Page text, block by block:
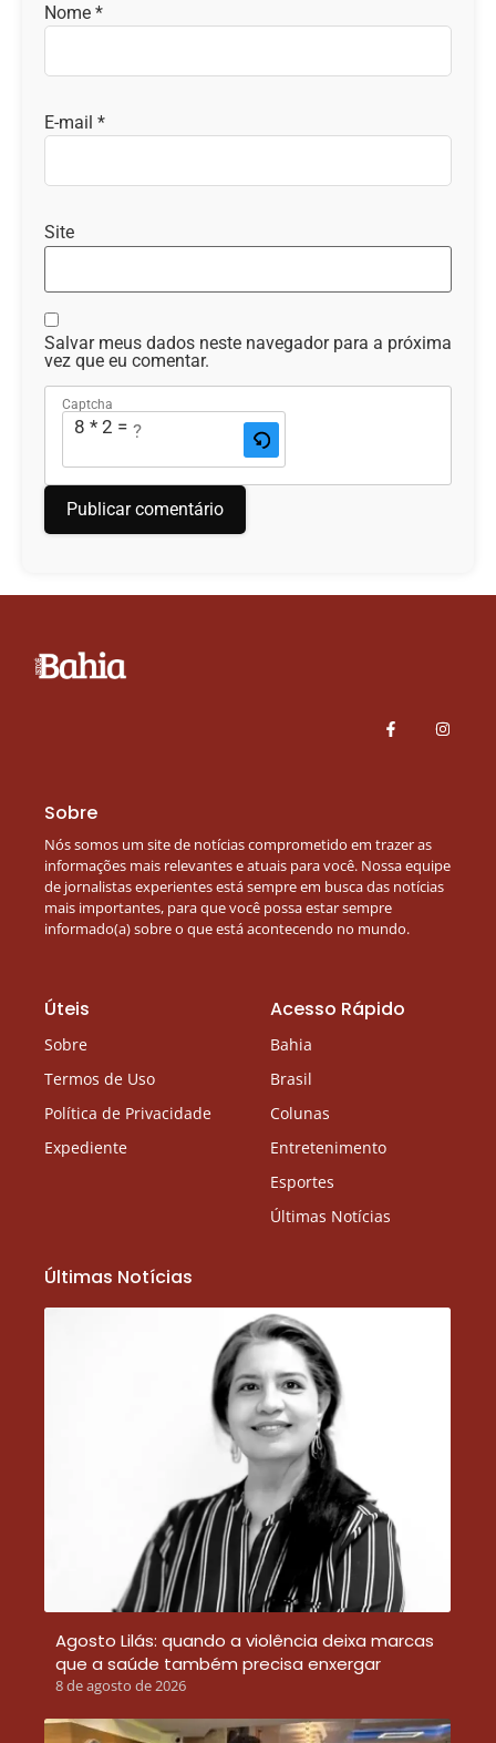
Nome *
E-mail *
Site
Salvar meus dados neste navegador para a próxima
vez que eu comentar.
Captcha
8 * 2 = ?
Sobre
Nós somos um site de notícias comprometido em trazer as
informações mais relevantes e atuais para você. Nossa equipe
de jornalistas experientes está sempre em busca das notícias
mais importantes, para que você possa estar sempre
informado(a) sobre o que está acontecendo no mundo.
Úteis
Sobre
Termos de Uso
Política de Privacidade
Expediente
Acesso Rápido
Bahia
Brasil
Colunas
Entretenimento
Esportes
Últimas Notícias
Últimas Notícias
Agosto Lilás: quando a violência deixa marcas
que a saúde também precisa enxergar
8 de agosto de 2026